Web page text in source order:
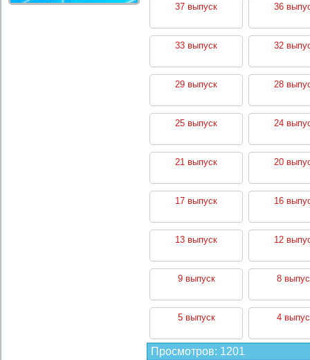
37 выпуск 36
33 выпуск 32
29 выпуск 28
25 выпуск 24
21 выпуск 20
17 выпуск 16
13 выпуск 12
9 выпуск 8
5 выпуск 4
Просмотров: 1201